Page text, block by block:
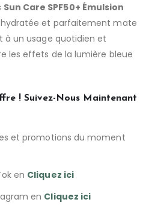
Care SPF50+ Émulsion
et parfaitement mate
à un usage quotidien et
les effets de la lumière bleue
! Suivez-Nous Maintenant
et promotions du moment
en Cliquez ici
en Cliquez ici